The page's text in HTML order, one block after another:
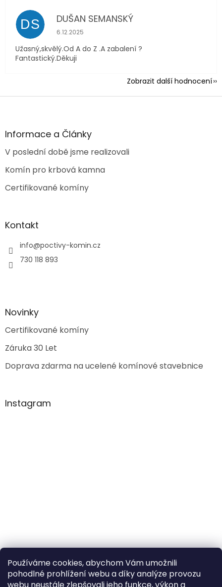
Používáme cookies, abychom Vám umožnili
pohodlné prohlížení webu a díky analýze provozu
DS DUŠAN SEMANSKÝ
Hodnocení obchodu je 5 z 5 hvězdiček.
6.12.2025
Užasný,skvělý.Od A do Z .A zabalení ?
Fantastický.Děkuji
Zobrazit další hodnocení
Z
aInformace a Články
V poslední době jsme realizovali
Komín pro krbová kamna
Certifikované komíny
Kontakt
info@poctivy-komin.cz
730 118 893
Novinky
Certifikované komíny
Záruka 30 Let
Doprava zdarma na ucelené komínové stavebnice
Instagram
Sledovat na Instagramu